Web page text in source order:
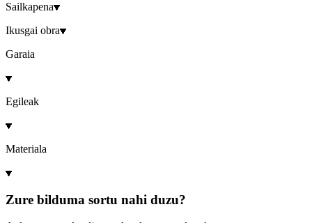
Sailkapena
Ikusgai obra
Garaia
Egileak
Materiala
Zure bilduma sortu nahi duzu?